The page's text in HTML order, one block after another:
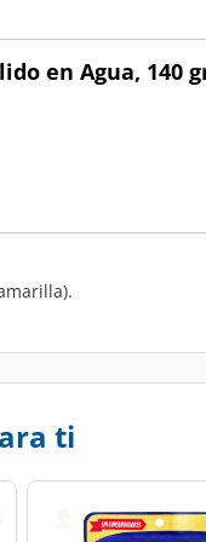
en Agua, 140
ti